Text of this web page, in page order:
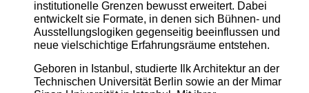
institutionelle Grenzen bewusst erweitert. Dabei
entwickelt sie Formate, in denen sich Bühnen- und
Ausstellungslogiken gegenseitig beeinflussen und
neue vielschichtige Erfahrungsräume entstehen.
Geboren in Istanbul, studierte Ilk Architektur an der
Technischen Universität Berlin sowie an der Mimar